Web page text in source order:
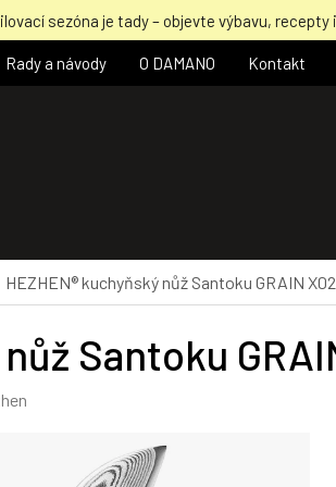
sezóna je tady – objevte výbavu, recepty i
Rady a návody O DAMANO Kontakt
HEZHEN® kuchyňský nůž Santoku GRAIN
Santoku